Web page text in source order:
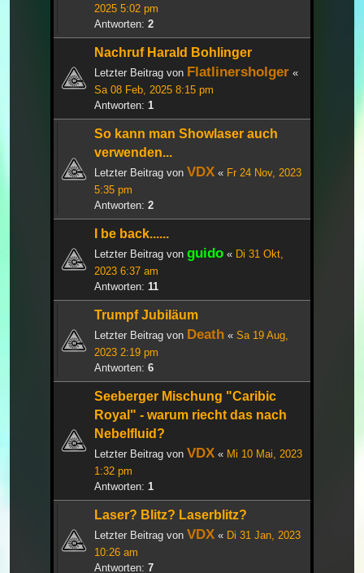
2025 5:02 pm
Antworten: 2
Nachruf Harald Bohlinger
Letzter Beitrag von Flatlinersholger «
Sa 08 Feb, 2025 8:15 pm
Antworten: 1
So kann man Showlaser auch
verwenden...
Letzter Beitrag von VDX « Fr 24 Nov, 2023
5:35 pm
Antworten: 2
I be back......
Letzter Beitrag von guido « Di 31 Okt,
2023 6:37 am
Antworten: 11
Trumpf Jubiläum
Letzter Beitrag von Death « Sa 19 Aug,
2023 2:19 pm
Antworten: 6
Seeberger Mischung "Caribic
Royal" - warum riecht das nach
Nebelfluid?
Letzter Beitrag von VDX « Mi 10 Mai, 2023
1:32 pm
Antworten: 1
Laser? Blitz? Laserblitz?
Letzter Beitrag von VDX « Di 31 Jan, 2023
10:26 am
Antworten: 7